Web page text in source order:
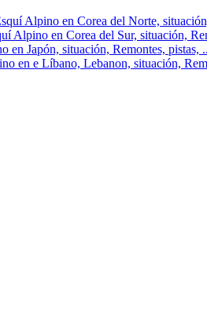
Alpino en Corea del Norte,
Alpino en Corea del Sur, situación,
en Japón, situación, Remontes, pistas, ..
en e Líbano, Lebanon, situación,